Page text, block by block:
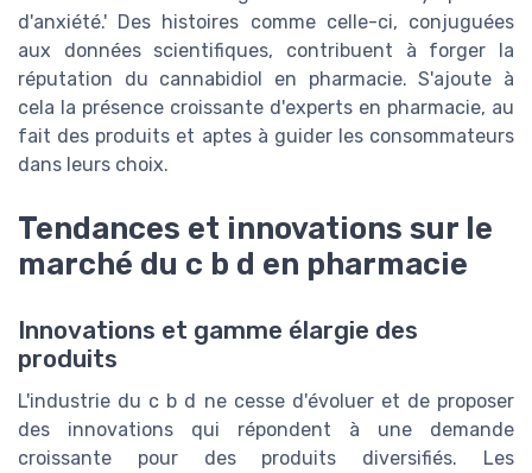
d'anxiété.' Des histoires comme celle-ci, conjuguées
aux données scientifiques, contribuent à forger la
réputation du cannabidiol en pharmacie. S'ajoute à
cela la présence croissante d'experts en pharmacie, au
fait des produits et aptes à guider les consommateurs
dans leurs choix.
Tendances et innovations sur le
marché du c b d en pharmacie
Innovations et gamme élargie des
produits
L'industrie du c b d ne cesse d'évoluer et de proposer
des innovations qui répondent à une demande
croissante pour des produits diversifiés. Les